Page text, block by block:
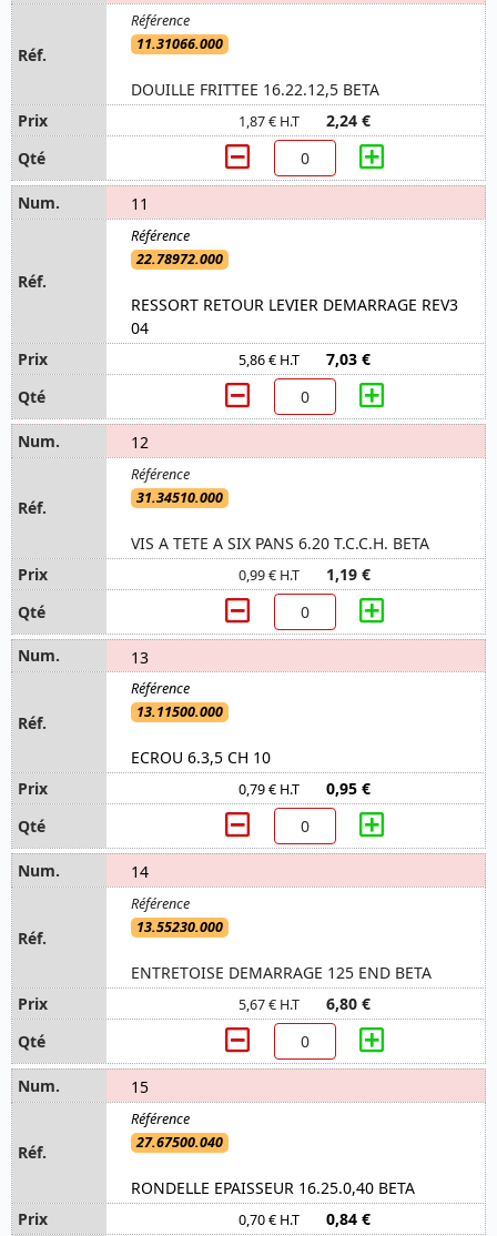
11.31066.000
DOUILLE FRITTEE 16.22.12,5 BETA
1,87 € H.T 2,24 €
11
22.78972.000
RESSORT RETOUR LEVIER DEMARRAGE REV3
04
5,86 € H.T 7,03 €
12
31.34510.000
VIS A TETE A SIX PANS 6.20 T.C.C.H. BETA
0,99 € H.T 1,19 €
13
13.11500.000
ECROU 6.3,5 CH 10
0,79 € H.T 0,95 €
14
13.55230.000
ENTRETOISE DEMARRAGE 125 END BETA
5,67 € H.T 6,80 €
15
27.67500.040
RONDELLE EPAISSEUR 16.25.0,40 BETA
0,70 € H.T 0,84 €